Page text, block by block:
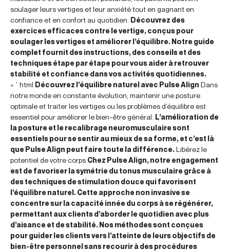
soulager leurs vertiges et leur anxiété tout en gagnant en
confiance et en confort au quotidien. Découvrez des
exercices efficaces contre le vertige, conçus pour
soulager les vertiges et améliorer l’équilibre. Notre guide
complet fournit des instructions, des conseils et des
techniques étape par étape pour vous aider à retrouver
stabilité et confiance dans vos activités quotidiennes.
« `html Découvrez l’équilibre naturel avec Pulse Align Dans
notre monde en constante évolution, maintenir une posture
optimale et traiter les vertiges ou les problèmes d’équilibre est
essentiel pour améliorer le bien-être général. L’amélioration de
la posture et le recalibrage neuromusculaire sont
essentiels pour se sentir au mieux de sa forme, et c’est là
que Pulse Align peut faire toute la différence.Libérez le
potentiel de votre corps Chez Pulse Align, notre engagement
est de favoriser la symétrie du tonus musculaire grâce à
des techniques de stimulation douce qui favorisent
l’équilibre naturel. Cette approche non invasive se
concentre sur la capacité innée du corps à se régénérer,
permettant aux clients d’aborder le quotidien avec plus
d’aisance et de stabilité. Nos méthodes sont conçues
pour guider les clients vers l’atteinte de leurs objectifs de
bien-être personnel sans recourir à des procédures